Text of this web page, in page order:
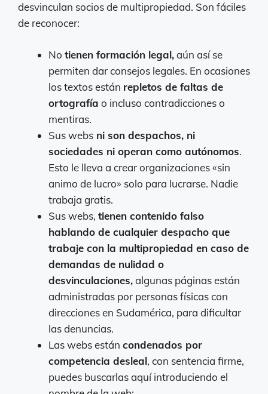
desvinculan socios de multipropiedad. Son fáciles
de reconocer:
No tienen formación legal,aún así se
permiten dar consejos legales. En ocasiones
los textos están repletos de faltas de
ortografía o incluso contradicciones o
mentiras.
Sus webs ni son despachos, ni
sociedades ni operan como autónomos.
Esto le lleva a crear organizaciones «sin
animo de lucro» solo para lucrarse. Nadie
trabaja gratis.
Sus webs, tienen contenido falso
hablando de cualquier despacho que
trabaje con la multipropiedad en caso de
demandas de nulidad o
desvinculaciones,algunas páginas están
administradas por personas físicas con
direcciones en Sudamérica, para dificultar
las denuncias.
Las webs están condenados por
competencia desleal, con sentencia firme,
puedes buscarlas aquí introduciendo el